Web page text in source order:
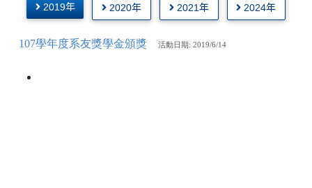
2019年 2020年 2021年 2024年
107學年度系友獎學金頒獎 活動日期: 2019/6/14